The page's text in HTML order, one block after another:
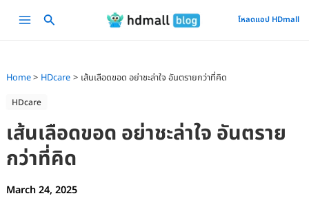
Main
โหลดแอป HDmall
Home HDcare เส้นเลือดขอด อย่าชะล่าใจ อันตรายกว่าที่คิด
HDcare
เส้นเลือดขอด อย่าชะล่าใจ อันตราย
กว่าที่คิด
March 24, 2025